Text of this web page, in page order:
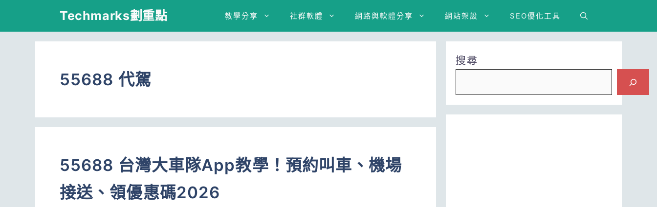
Techmarks劃重點 教學分享 社群軟體 網路與軟體分享 網站架設 SEO優化工具
55688 代駕
55688 台灣大車隊App教學！預約叫車、機場
接送、領優惠碼2026
搜尋